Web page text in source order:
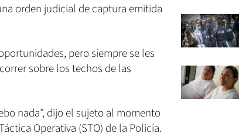
orden judicial de captura emitida
pero siempre se les
sobre los techos de las
nada”, dijo el sujeto al momento
Operativa (STO) de la Policía.